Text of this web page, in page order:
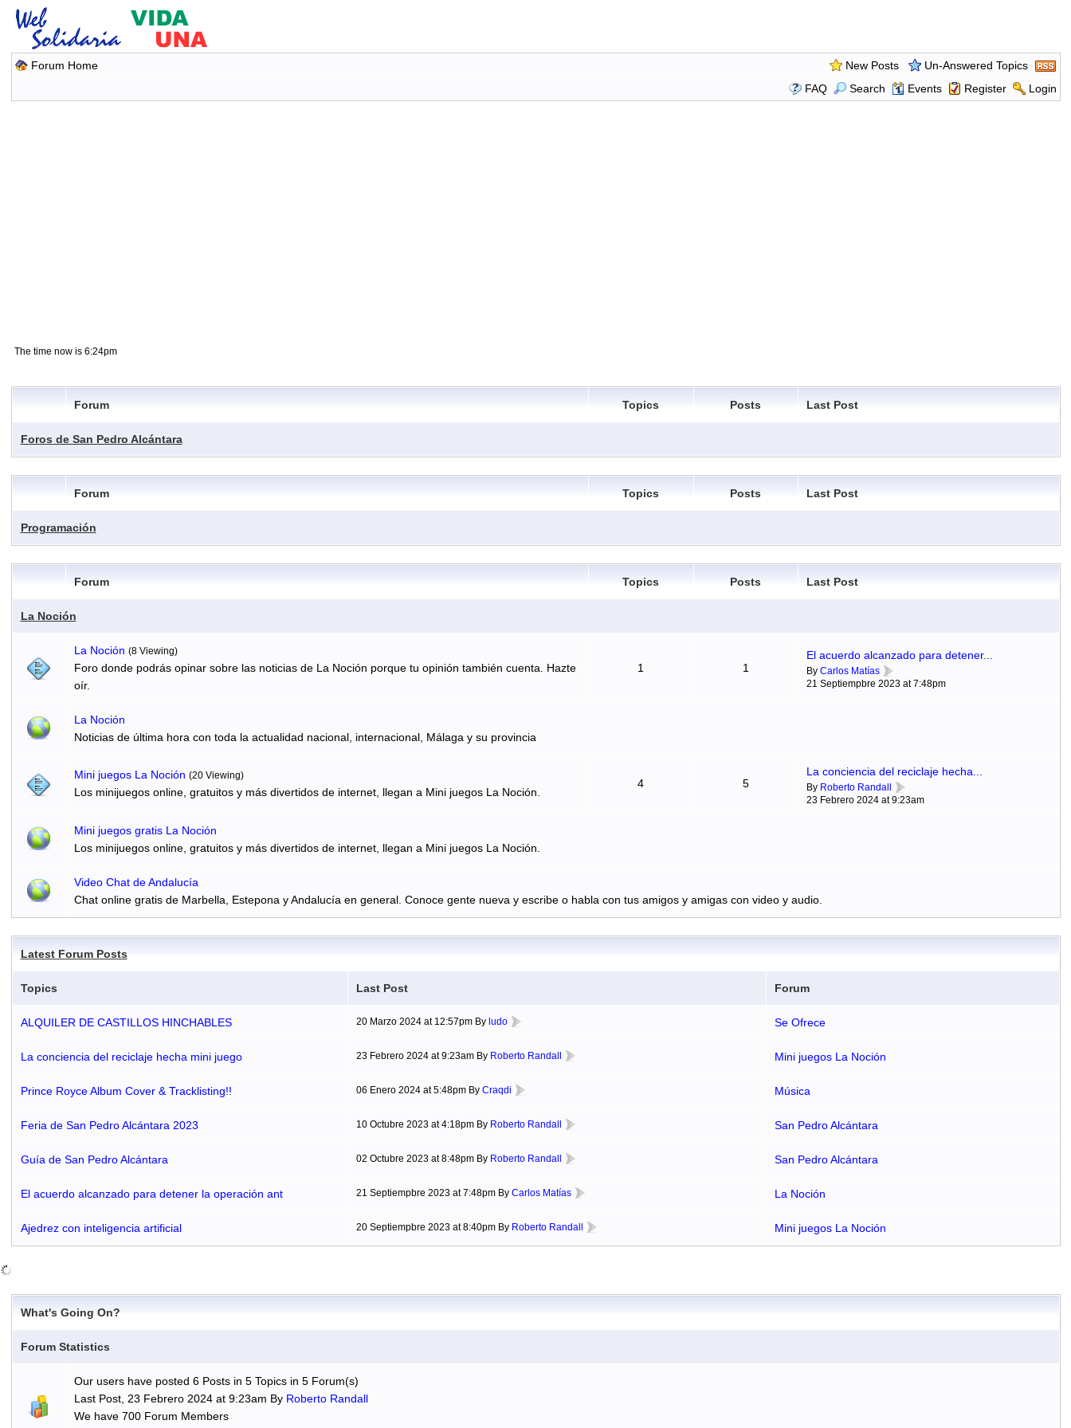
Forum Home New Posts
Un-Answered Topics
FAQ
Search Events Register Login
The time now is 6:24pm
Forum Topics Posts Last Post
Foros de San Pedro Alcántara
Forum Topics Posts Last Post
Programación
Forum Topics Posts Last Post
La Noción
La Noción (8 Viewing)
Foro donde podrás opinar sobre las noticias de La Noción porque tu opinión también cuenta. Hazte
oír.
1 1
El acuerdo alcanzado para detener...
By Carlos Matías
21 Septiempbre 2023 at 7:48pm
La Noción
Noticias de última hora con toda la actualidad nacional, internacional, Málaga y su provincia
Mini juegos La Noción (20 Viewing)
Los minijuegos online, gratuitos y más divertidos de internet, llegan a Mini juegos La Noción.
4 5
La conciencia del reciclaje hecha...
By Roberto Randall
23 Febrero 2024 at 9:23am
Mini juegos gratis La Noción
Los minijuegos online, gratuitos y más divertidos de internet, llegan a Mini juegos La Noción.
Video Chat de Andalucía
Chat online gratis de Marbella, Estepona y Andalucía en general. Conoce gente nueva y escribe o habla con tus amigos y amigas con video y audio.
Latest Forum Posts
Topics Last Post Forum
ALQUILER DE CASTILLOS HINCHABLES 20 Marzo 2024 at 12:57pm By ludo Se Ofrece
La conciencia del reciclaje hecha mini juego 23 Febrero 2024 at 9:23am By Roberto Randall Mini juegos La Noción
Prince Royce Album Cover & Tracklisting!! 06 Enero 2024 at 5:48pm By Craqdi Música
Feria de San Pedro Alcántara 2023 10 Octubre 2023 at 4:18pm By Roberto Randall San Pedro Alcántara
Guía de San Pedro Alcántara 02 Octubre 2023 at 8:48pm By Roberto Randall San Pedro Alcántara
El acuerdo alcanzado para detener la operación ant 21 Septiempbre 2023 at 7:48pm By Carlos Matías La Noción
Ajedrez con inteligencia artificial 20 Septiempbre 2023 at 8:40pm By Roberto Randall Mini juegos La Noción
What's Going On?
Forum Statistics
Our users have posted 6 Posts in 5 Topics in 5 Forum(s)
Last Post, 23 Febrero 2024 at 9:23am By Roberto Randall
We have 700 Forum Members